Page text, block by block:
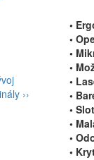
››
•
•
•
•
•
•
•
•
•
•